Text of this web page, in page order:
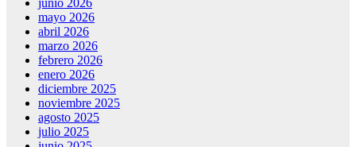
mayo 2026
abril 2026
marzo 2026
febrero 2026
enero 2026
diciembre 2025
noviembre 2025
agosto 2025
julio 2025